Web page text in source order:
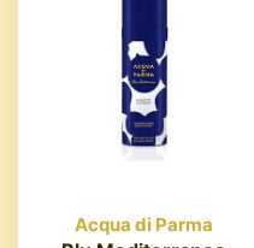
Acqua di Parma